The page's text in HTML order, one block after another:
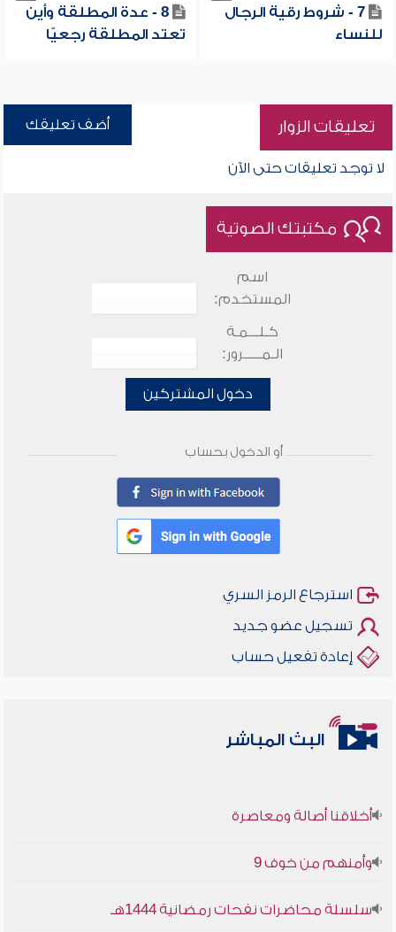
7 - شروط رقية الرجال
للنساء
8 - عدة المطلقة وأين
تعتد المطلقة رجعيّا
تعليقات الزوار أضف تعليقك
لا توجد تعليقات حتى الآن
مكتبتك الصوتية
اسم
المستخدم:
كـلـــمـة
الـمـــــرور:
دخول المشتركين
أو الدخول بحساب
استرجاع الرمز السري
تسجيل عضو جديد
إعادة تفعيل حساب
البث المباشر
أخلاقنا أصالة ومعاصرة
وأمنهم من خوف 9
سلسلة محاضرات نفحات رمضانية 1444هـ